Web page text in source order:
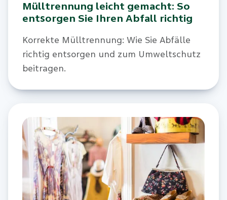
Mülltrennung leicht gemacht: So
entsorgen Sie Ihren Abfall richtig
Korrekte Mülltrennung: Wie Sie Abfälle
richtig entsorgen und zum Umweltschutz
beitragen.